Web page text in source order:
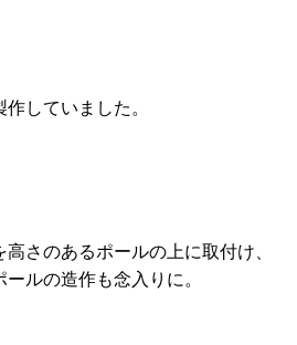
していました。
さのあるポールの上に取付け、
ルの造作も念入りに。